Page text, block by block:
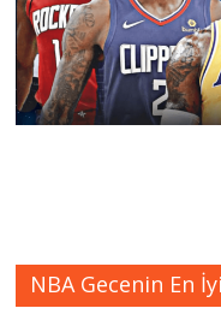
NBA Gecenin En